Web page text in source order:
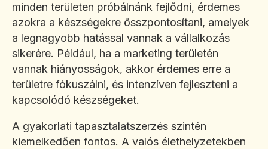
minden területen próbálnánk fejlődni, érdemes
azokra a készségekre összpontosítani, amelyek
a legnagyobb hatással vannak a vállalkozás
sikerére. Például, ha a marketing területén
vannak hiányosságok, akkor érdemes erre a
területre fókuszálni, és intenzíven fejleszteni a
kapcsolódó készségeket.
A gyakorlati tapasztalatszerzés szintén
kiemelkedően fontos. A valós élethelyzetekben